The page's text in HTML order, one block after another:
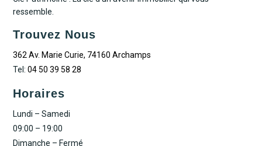
ressemble.
Trouvez Nous
362 Av. Marie Curie, 74160 Archamps
Tel:04 50 39 58 28
Horaires
Lundi – Samedi
09:00 – 19:00
Dimanche – Fermé